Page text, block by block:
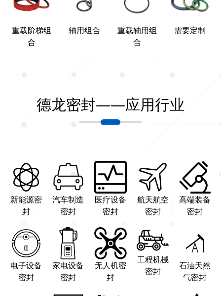
重载阶梯组
合
轴用组合
重载轴用组
合
需要定制
德龙密封——应用行业
新能源密
封
汽车制造
密封
医疗设备
密封
航天航空
密封
高端装备
密封
电子设备
密封
家电设备
密封
无人机密
封
工程机械
密封
石油天然
气密封